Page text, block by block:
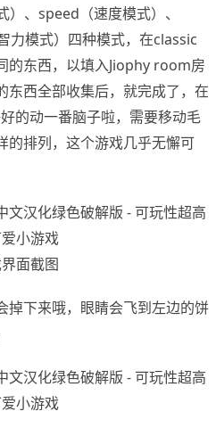
、speed（速度模式）、
力模式）四种模式，在classic
的东西，以填入Jiophy room房
东西全部收集后，就完成了，在
的动一番脑子啦，需要移动毛
的排列，这个游戏几乎无懈可
面截图
掉下来哦，眼睛会飞到左边的饼